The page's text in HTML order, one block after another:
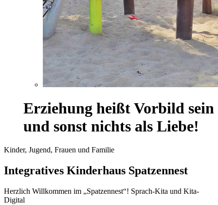
Erziehung heißt Vorbild sein
und sonst nichts als Liebe!
Kinder, Jugend, Frauen und Familie
Integratives Kinderhaus Spatzennest
Herzlich Willkommen im „Spatzennest“! Sprach-Kita und Kita-
Digital